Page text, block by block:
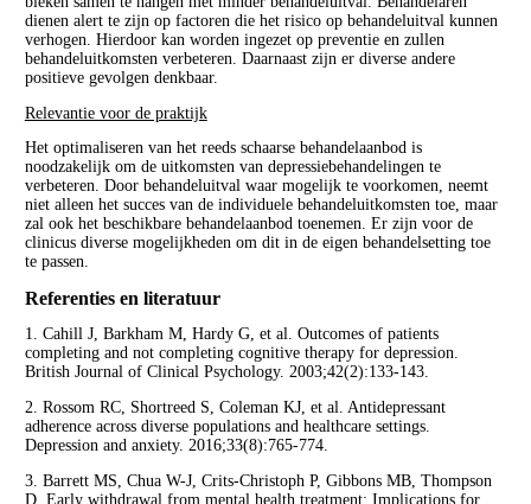
dienen alert te zijn op factoren die het risico op behandeluitval kunnen
verhogen. Hierdoor kan worden ingezet op preventie en zullen
behandeluitkomsten verbeteren. Daarnaast zijn er diverse andere
positieve gevolgen denkbaar.
Relevantie voor de praktijk
Het optimaliseren van het reeds schaarse behandelaanbod is
noodzakelijk om de uitkomsten van depressiebehandelingen te
verbeteren. Door behandeluitval waar mogelijk te voorkomen, neemt
niet alleen het succes van de individuele behandeluitkomsten toe, maar
zal ook het beschikbare behandelaanbod toenemen. Er zijn voor de
clinicus diverse mogelijkheden om dit in de eigen behandelsetting toe
te passen.
Referenties en literatuur
1. Cahill J, Barkham M, Hardy G, et al. Outcomes of patients
completing and not completing cognitive therapy for depression.
British Journal of Clinical Psychology. 2003;42(2):133-143.
2. Rossom RC, Shortreed S, Coleman KJ, et al. Antidepressant
adherence across diverse populations and healthcare settings.
Depression and anxiety. 2016;33(8):765-774.
3. Barrett MS, Chua W-J, Crits-Christoph P, Gibbons MB, Thompson
D. Early withdrawal from mental health treatment: Implications for